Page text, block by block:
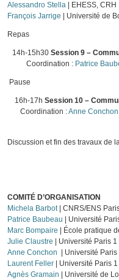
Alessandro Stella | EHESS, CRH
François Jarrige | Université de
Repas
14h-15h30 Session 9 –
Coordination : Patrice
Pause
16h-17h Session 10 –
Coordination :Anne Conchon
Discussion et fin des travaux de
COMITÉ D’ORGANISATION
Michela Barbot | CNRS/ENS
Patrice Baubeau | Université
Marc Bompaire | École pratique
Julie Claustre | Université Paris
Anne Conchon | Université
Laurent Feller | Université Paris
Agnès Gramain | Université de